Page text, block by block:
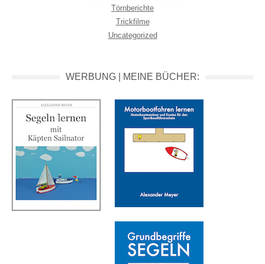
Törnberichte
Trickfilme
Uncategorized
WERBUNG | MEINE BÜCHER: